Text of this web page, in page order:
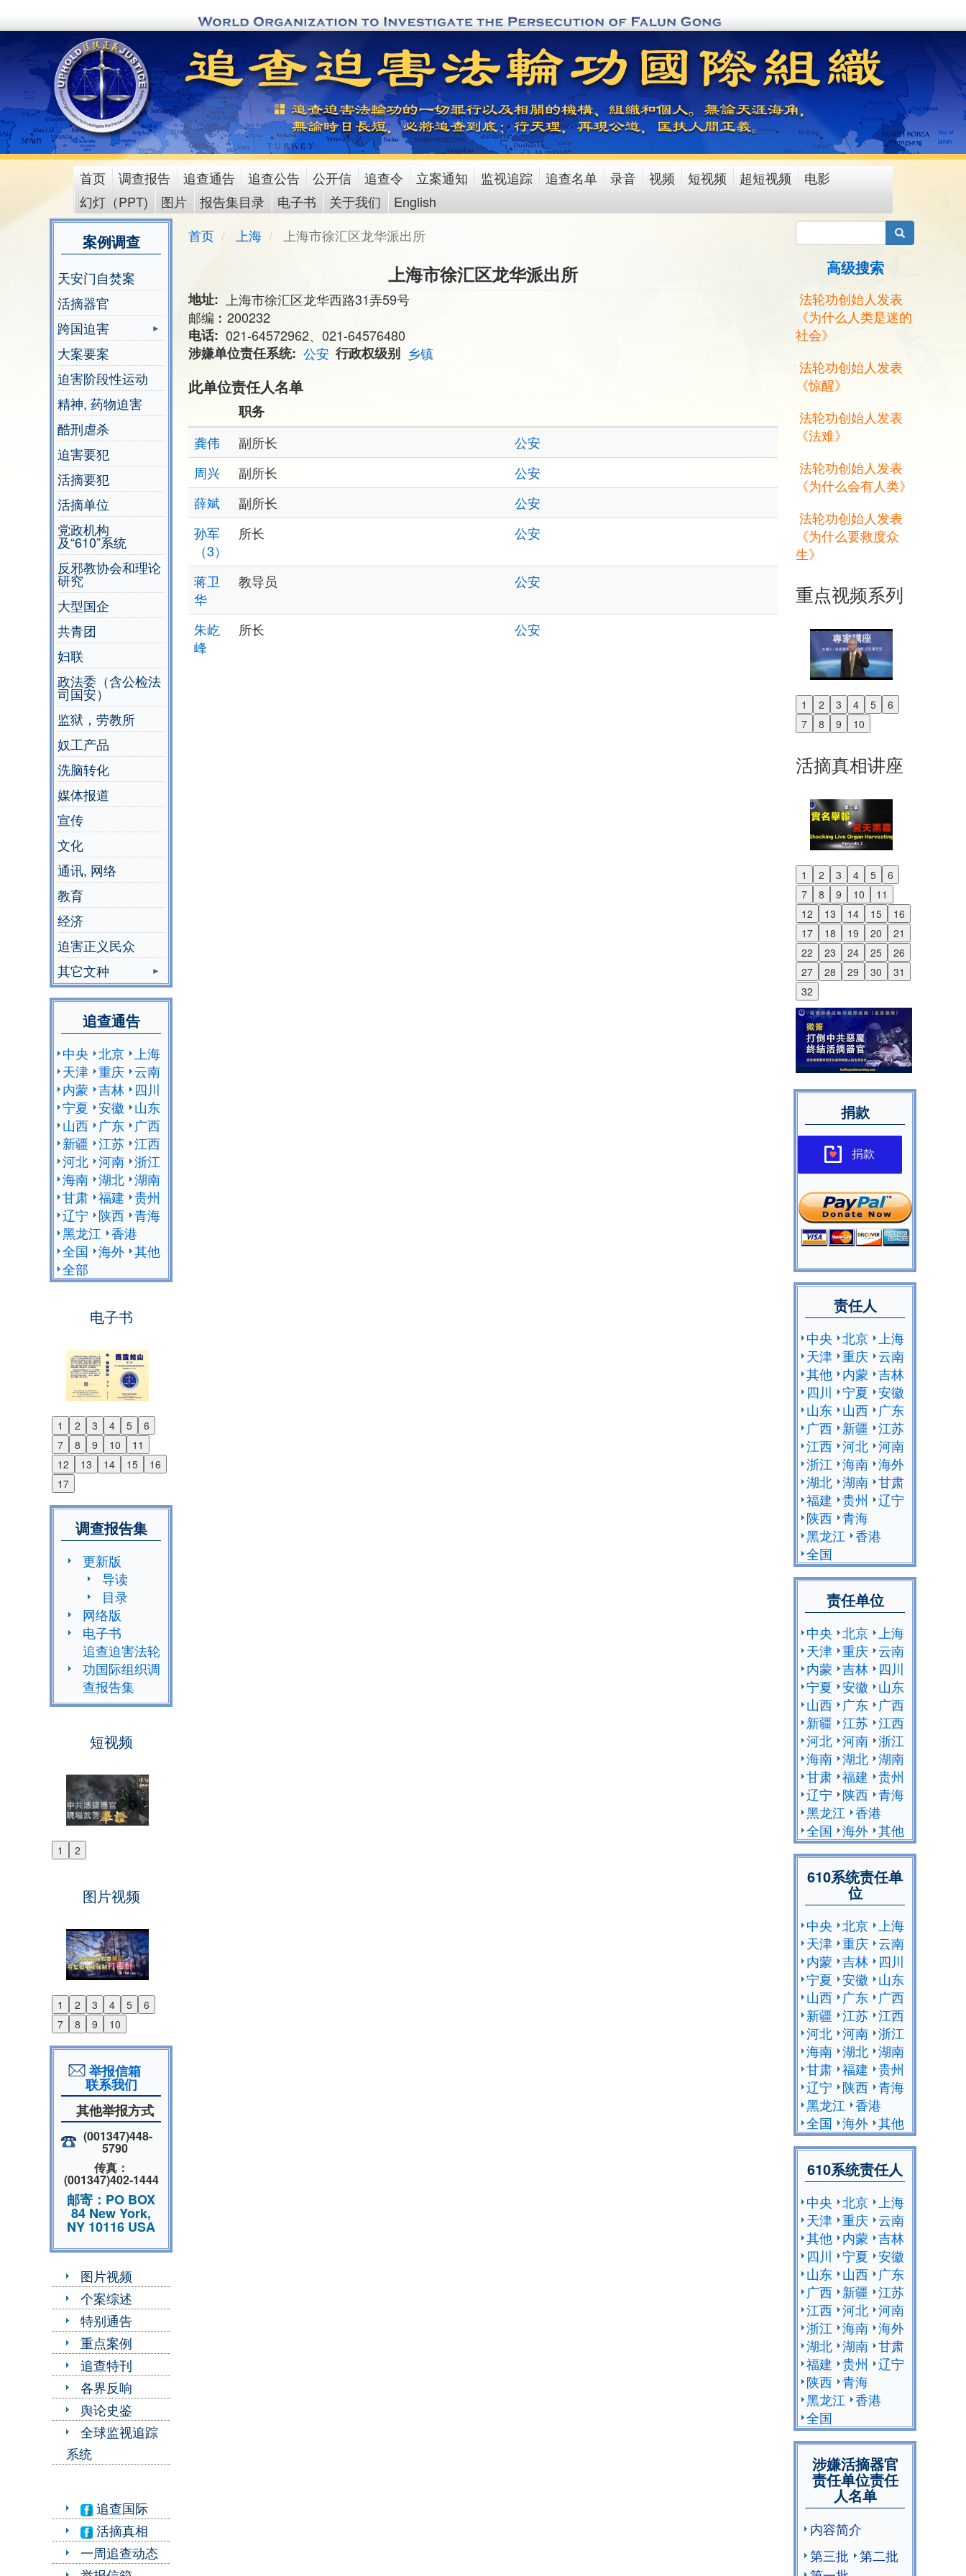
to
content
main
menu
首页 调查报告 追查通告 追查公告 公开信 追查令 立案通知 监视追踪 追查名单 录音 视频 短视频 超短视频
电影
幻灯（PPT)
图片 报告集目录 电子书 关于我们 English
案例调查
天安门自焚案
活摘器官
跨国迫害
大案要案
迫害阶段性运动
精神, 药物迫害
酷刑虐杀
迫害要犯
活摘要犯
活摘单位
党政机构
及“610”系统
反邪教协会和理论
研究
大型国企
共青团
妇联
政法委（含公检法
司国安）
监狱，劳教所
奴工产品
洗脑转化
媒体报道
宣传
文化
通讯, 网络
教育
经济
迫害正义民众
其它文种
追查通告
中央 北京 上海
天津 重庆 云南
内蒙 吉林
四川
宁夏 安徽
山东
山西
广东
广西
新疆 江苏 江西
河北 河南 浙江
海南 湖北 湖南
甘肃 福建 贵州
辽宁
陕西 青海
黑龙江 香港
全国 海外 其他
全部
电子书
1 2 3 4 5
6
7
8 9 10
11
12
13 14 15
16
17
Previous
Next
调查报告集
更新版
导读
目录
网络版
电子书
追查迫害法轮
功国际组织调
查报告集
短视频
1 2
Previous
图片视频
1 2 3 4 5
6
7
8 9 10
Previous
Next
举报信箱
联系我们
其他举报方式
(001347)448-
5790
传真：
(001347)402-1444
邮寄：PO BOX
84 New York,
NY 10116 USA
图片视频
个案综述
特别通告
重点案例
追查特刊
各界反响
舆论史鉴
全球监视追踪
系统
追查国际
活摘真相
一周追查动态
首页 上海 上海市徐汇区龙华派出所
上海市徐汇区龙华派出所
地址
上海市徐汇区龙华西路31弄59号
邮编︰200232
电话
021-64572962、021-64576480
涉嫌单位责任系统
公安 行政权级别 乡镇
此单位责任人名单
职务
龚伟
副所长
公安
周兴
副所长
公安
薛斌
副所长
公安
孙军
（3）
所长 公安
蒋卫
华
教导员 公安
朱屹
峰
所长 公安
搜索
高级搜索
法轮功创始人发表
《为什么人类是迷的
社会》
法轮功创始人发表
《惊醒》
法轮功创始人发表
《法难》
法轮功创始人发表
《为什么会有人类》
法轮功创始人发表
《为什么要救度众
生》
重点视频系列
1 2 3 4 5
6
7
8 9 10
Previous
Next
活摘真相讲座
1 2 3 4 5
6
7
8 9 10
11
12
13 14 15
16
17
18 19 20
21
22
23 24 25
26
27
28 29 30
31
32
Previous
Next
捐款
捐款
责任人
中央 北京
上海
天津 重庆 云南
其他 内蒙 吉林
四川
宁夏 安徽
山东 山西
广东
广西 新疆 江苏
江西 河北 河南
浙江 海南 海外
湖北 湖南 甘肃
福建 贵州
辽宁
陕西 青海
黑龙江 香港
全国
责任单位
中央 北京
上海
天津 重庆 云南
内蒙 吉林
四川
宁夏 安徽
山东
山西
广东
广西
新疆 江苏 江西
河北 河南 浙江
海南 湖北 湖南
甘肃 福建 贵州
辽宁
陕西 青海
黑龙江 香港
全国 海外 其他
610系统责任单
位
中央 北京
上海
天津 重庆 云南
内蒙 吉林
四川
宁夏 安徽
山东
山西
广东
广西
新疆 江苏 江西
河北 河南 浙江
海南 湖北 湖南
甘肃 福建 贵州
辽宁
陕西 青海
黑龙江 香港
全国 海外 其他
610系统责任人
中央 北京
上海
天津 重庆 云南
其他 内蒙 吉林
四川
宁夏 安徽
山东 山西
广东
广西 新疆 江苏
江西 河北 河南
浙江 海南 海外
湖北 湖南 甘肃
福建 贵州
辽宁
陕西 青海
黑龙江 香港
全国
涉嫌活摘器官
责任单位责任
人名单
内容简介
第三批
第二批